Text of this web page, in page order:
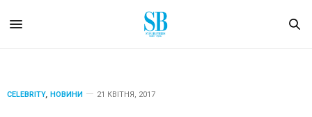
CELEBRITY, НОВИНИ 21 КВІТНЯ, 2017